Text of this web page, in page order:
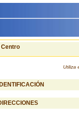
Centro
Utiliza
IDENTIFICACIÓN